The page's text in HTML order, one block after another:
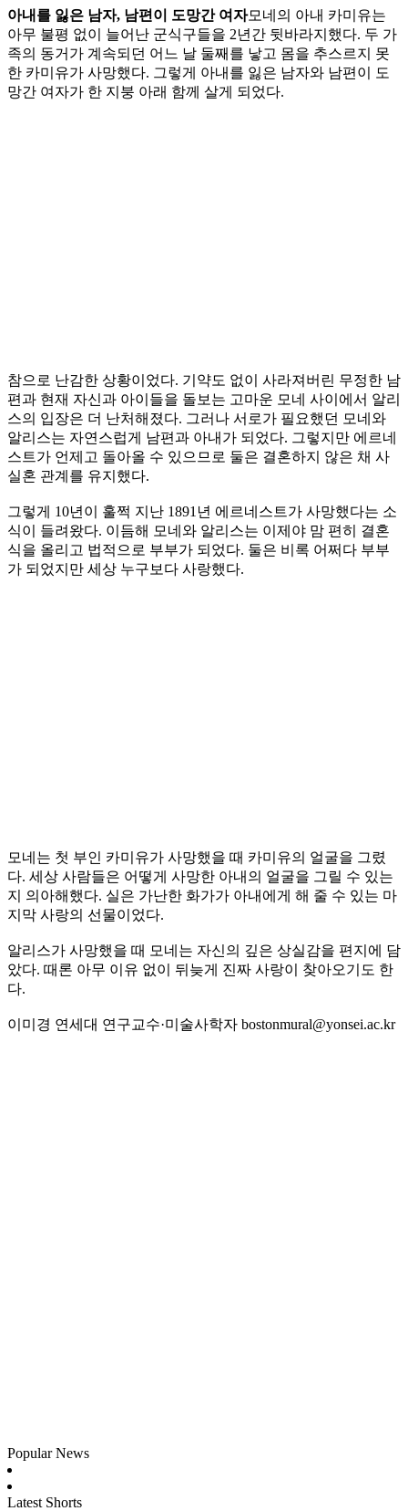
아내를 잃은 남자, 남편이 도망간 여자모네의 아내 카미유는
아무 불평 없이 늘어난 군식구들을 2년간 뒷바라지했다. 두 가
족의 동거가 계속되던 어느 날 둘째를 낳고 몸을 추스르지 못
한 카미유가 사망했다. 그렇게 아내를 잃은 남자와 남편이 도
망간 여자가 한 지붕 아래 함께 살게 되었다.
참으로 난감한 상황이었다. 기약도 없이 사라져버린 무정한 남
편과 현재 자신과 아이들을 돌보는 고마운 모네 사이에서 알리
스의 입장은 더 난처해졌다. 그러나 서로가 필요했던 모네와
알리스는 자연스럽게 남편과 아내가 되었다. 그렇지만 에르네
스트가 언제고 돌아올 수 있으므로 둘은 결혼하지 않은 채 사
실혼 관계를 유지했다.
그렇게 10년이 훌쩍 지난 1891년 에르네스트가 사망했다는 소
식이 들려왔다. 이듬해 모네와 알리스는 이제야 맘 편히 결혼
식을 올리고 법적으로 부부가 되었다. 둘은 비록 어쩌다 부부
가 되었지만 세상 누구보다 사랑했다.
모네는 첫 부인 카미유가 사망했을 때 카미유의 얼굴을 그렸
다. 세상 사람들은 어떻게 사망한 아내의 얼굴을 그릴 수 있는
지 의아해했다. 실은 가난한 화가가 아내에게 해 줄 수 있는 마
지막 사랑의 선물이었다.
알리스가 사망했을 때 모네는 자신의 깊은 상실감을 편지에 담
았다. 때론 아무 이유 없이 뒤늦게 진짜 사랑이 찾아오기도 한
다.
이미경 연세대 연구교수·미술사학자 bostonmural@yonsei.ac.kr
Popular News
Latest Shorts